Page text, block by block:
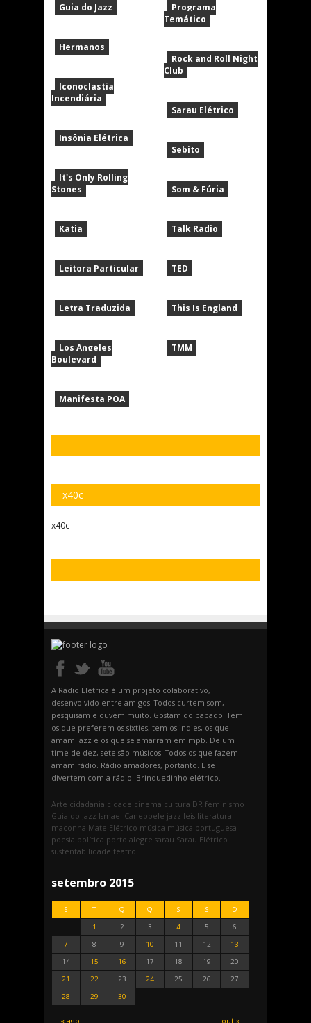
Guia do Jazz
Hermanos
Iconoclastia
Incendiária
Insônia Elétrica
It's Only Rolling
Stones
Katia
Leitora Particular
Letra Traduzida
Los Angeles
Boulevard
Manifesta POA
Programa
Temático
Rock and Roll Night
Club
Sarau Elétrico
Sebito
Som & Fúria
Talk Radio
TED
This Is England
TMM
x40c
x40c
A Rádio Elétrica é um projeto colaborativo,
desenvolvido entre amigos. Todos curtem som,
pesquisam e ouvem muito. Gostam do babado. Tem
os que preferem os sixties, tem os indies, os que
amam jazz e os que se amarram em mpb. De um
time de dez, sete são músicos. Todos os que fazem
amam rádio. Rádio amadores, portanto. E se
divertem com a rádio. Brinquedinho elétrico.
Arte cidadania cidade cinema cultura DR feminismo
Guia do Jazz Ismael Caneppele jazz leis literatura
maconha Mate Elétrico música música portuguesa
poesia política porto alegre sarau Sarau Elétrico
sustentabilidade teatro
setembro 2015
S T Q Q S S D
« ago out »
1 2 3 4 5
6
7
8 9 10 11 12
13
14
15 16 17 18 19
20
21
22 23 24 25 26
27
28
29 30